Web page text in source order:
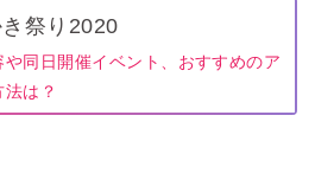
祭り2020
や同日開催イベント、おすすめのア
法は？